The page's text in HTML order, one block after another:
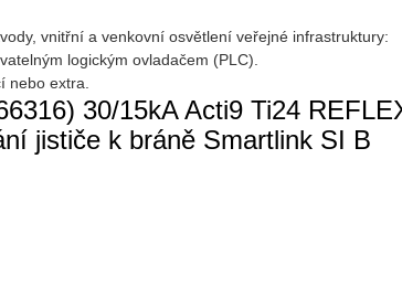
vnitřní a venkovní osvětlení veřejné infrastruktury:
logickým ovladačem (PLC).
nebo extra.
30/15kA Acti9 Ti24
jističe k bráně Smartlink SI B